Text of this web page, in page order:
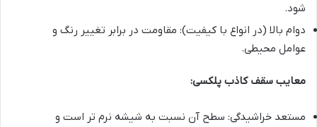
شود.
دوام بالا (در انواع با کیفیت): مقاومت در برابر تغییر رنگ و
عوامل محیطی.
معایب سقف کاذب پلکسی:
مستعد خراشیدگی: سطح آن نسبت به شیشه نرم تر است و